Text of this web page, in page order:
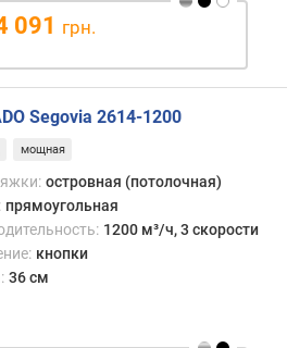
091 грн.
Segovia 2614-1200
мощная
островная (потолочная)
прямоугольная
1200 м³/ч, 3 скорости
кнопки
36 см